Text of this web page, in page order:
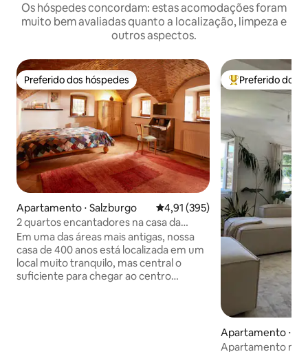
Os hóspedes concordam: estas acomodações foram
muito bem avaliadas quanto a localização, limpeza e
outros aspectos.
Preferido dos hóspedes
Preferido dos hóspedes
Apartamento ⋅ Salzburgo 4,91 de uma avaliação média de
4,91 (395)
2 quartos encantadores na casa da
cidade velha
Em uma das áreas mais antigas, nossa
casa de 400 anos está localizada em um
local muito tranquilo, mas central o
suficiente para chegar ao centro
Entre os
Preferido dos
Apartamento ⋅
Apartamento no